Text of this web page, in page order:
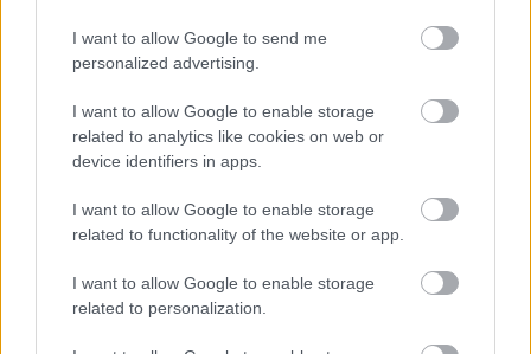
I want to allow Google to send me
personalized advertising.
I want to allow Google to enable storage
related to analytics like cookies on web or
device identifiers in apps.
I want to allow Google to enable storage
related to functionality of the website or app.
I want to allow Google to enable storage
related to personalization.
séfektől talán meg tudnának győzni a hétfő reggeli
program fontosságáról. [A vanityfair.fr gyűjtése]